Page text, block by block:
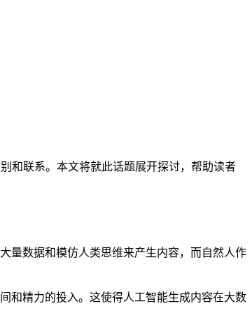
和联系。本文将就此话题展开探讨，帮助读者
量数据和模仿人类思维来产生内容，而自然人作
和精力的投入。这使得人工智能生成内容在大数